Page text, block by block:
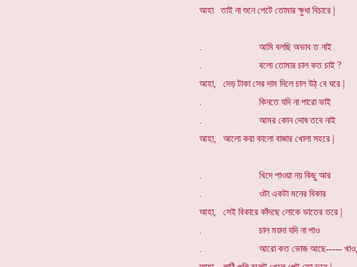
আহা তাই না শুনে পেটে তোমার ক্ষুধা বিচারে |
. আমি বলছি অভাব ত নাই
. বলো তোমার চাল কত চাই ?
আহা, দেড় টাকা সের দাম দিলে চাল উঠ্ বে ঘরে |
. কিনতে যদি না পারো ভাই
. আমর কোন দোষ তবে নাই
আহা, আলো করা কালো বাজার খোলা সহরে |
. খিদে পাওয়া নয় কিছু আর
. ওটা একটা মনের বিকার
আহা, সেই বিকারে কাঁদছে লোকে ভাতের তরে |
. চাল ময়দা যদি না পাও
. আরো কত ভোজ আছে----- খাও,